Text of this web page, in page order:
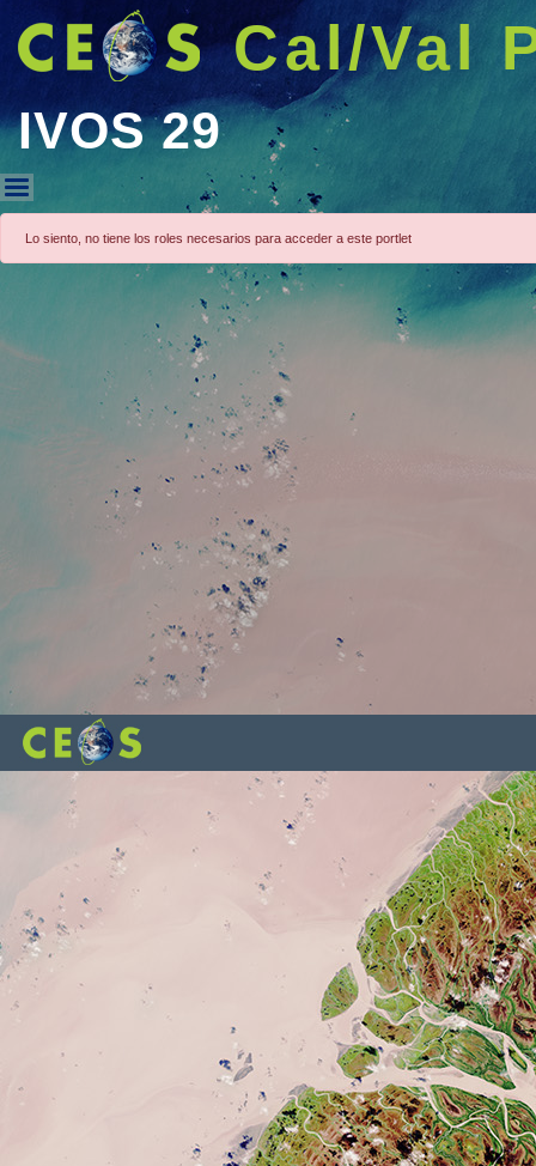
Cal/Val
IVOS 29
IVOS 29
Lo siento, no tiene los roles necesarios para acceder a este portlet